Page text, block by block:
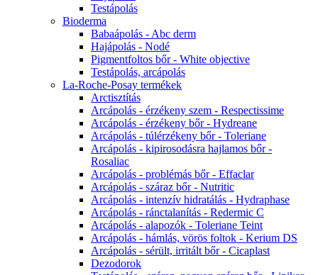
Testápolás
Bioderma
Babaápolás - Abc derm
Hajápolás - Nodé
Pigmentfoltos bőr - White objective
Testápolás, arcápolás
La-Roche-Posay termékek
Arctisztítás
Arcápolás - érzékeny szem - Respectissime
Arcápolás - érzékeny bőr - Hydreane
Arcápolás - túlérzékeny bőr - Toleriane
Arcápolás - kipirosodásra hajlamos bőr -
Rosaliac
Arcápolás - problémás bőr - Effaclar
Arcápolás - száraz bőr - Nutritic
Arcápolás - intenzív hidratálás - Hydraphase
Arcápolás - ránctalanítás - Redermic C
Arcápolás - alapozók - Toleriane Teint
Arcápolás - hámlás, vörös foltok - Kerium DS
Arcápolás - sérült, irritált bőr - Cicaplast
Dezodorok